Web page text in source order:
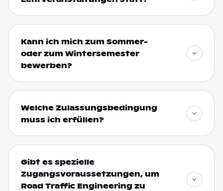
Kann ich mich zum Sommer-
oder zum Wintersemester
bewerben?
Welche Zulassungsbedingung
muss ich erfüllen?
Gibt es spezielle
Zugangsvoraussetzungen, um
Road Traffic Engineering zu